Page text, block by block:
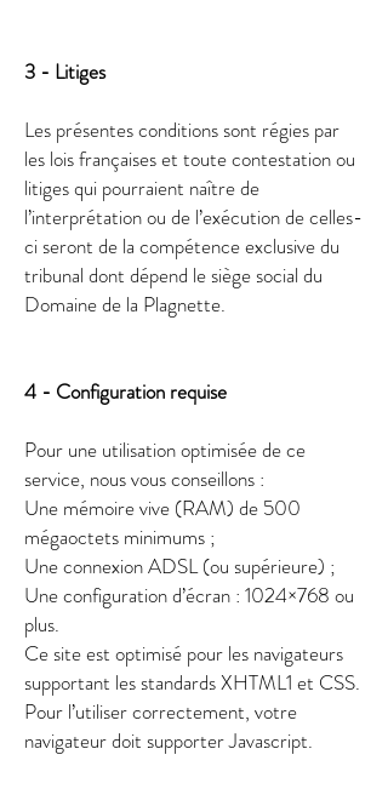
3 - Litiges
Les présentes conditions sont régies par
les lois françaises et toute contestation ou
litiges qui pourraient naître de
l’interprétation ou de l’exécution de celles-
ci seront de la compétence exclusive du
tribunal dont dépend le siège social du
Domaine de la Plagnette.
4 - Configuration requise
Pour une utilisation optimisée de ce
service, nous vous conseillons :
Une mémoire vive (RAM) de 500
mégaoctets minimums ;
Une connexion ADSL (ou supérieure) ;
Une configuration d’écran : 1024×768 ou
plus.
Ce site est optimisé pour les navigateurs
supportant les standards XHTML1 et CSS.
Pour l’utiliser correctement, votre
navigateur doit supporter Javascript.​